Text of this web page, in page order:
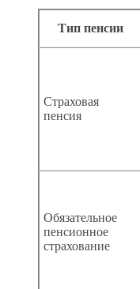
Тип пенсии
Страховая
пенсия
Обязательное
пенсионное
страхование